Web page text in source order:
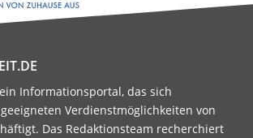
Informationsportal, das sich
Verdienstmöglichkeiten von
Das Redaktionsteam recherchiert